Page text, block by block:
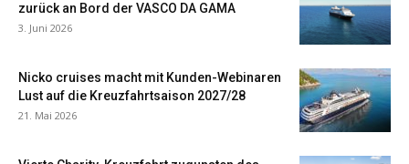
zurück an Bord der VASCO DA GAMA
3. Juni 2026
Nicko cruises macht mit Kunden-Webinaren
Lust auf die Kreuzfahrtsaison 2027/28
21. Mai 2026